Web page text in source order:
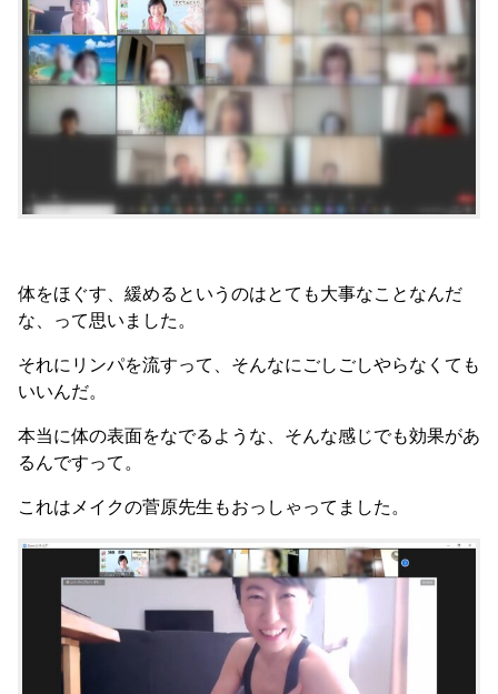
体をほぐす、緩めるというのはとても大事なことなんだ
な、って思いました。
それにリンパを流すって、そんなにごしごしやらなくても
いいんだ。
本当に体の表面をなでるような、そんな感じでも効果があ
るんですって。
これはメイクの菅原先生もおっしゃってました。